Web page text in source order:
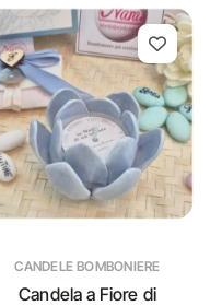
CANDELE BOMBONIERE
Candela a Fiore di